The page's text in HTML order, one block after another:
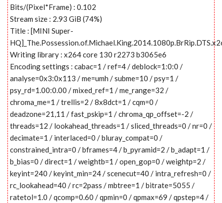
Bits/(Pixel*Frame) : 0.102
Stream size : 2.93 GiB (74%)
Title : [MINI Super-
Writing library : x264 core 130 r2273 b3065e6
Encoding settings : cabac=1 / ref=4 / deblock=1:0:0 /
analyse=0x3:0x113 / me=umh / subme=10 / psy=1 /
psy_rd=1.00:0.00 / mixed_ref=1 / me_range=32 /
chroma_me=1 / trellis=2 / 8x8dct=1 / cqm=0 /
deadzone=21,11 / fast_pskip=1 / chroma_qp_offset=-2 /
threads=12 / lookahead_threads=1 / sliced_threads=0 / nr=0 /
decimate=1 / interlaced=0 / bluray_compat=0 /
constrained_intra=0 / bframes=4 / b_pyramid=2 / b_adapt=1 /
b_bias=0 / direct=1 / weightb=1 / open_gop=0 / weightp=2 /
keyint=240 / keyint_min=24 / scenecut=40 / intra_refresh=0 /
rc_lookahead=40 / rc=2pass / mbtree=1 / bitrate=5055 /
ratetol=1.0 / qcomp=0.60 / qpmin=0 / qpmax=69 / qpstep=4 /